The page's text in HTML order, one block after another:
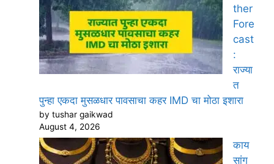
ther
Fore
cast
:
राज्या
त
पुन्हा एकदा मुसळधार पावसाचा कहर IMD चा मोठा इशारा
by tushar gaikwad
August 4, 2026
काय
सांग